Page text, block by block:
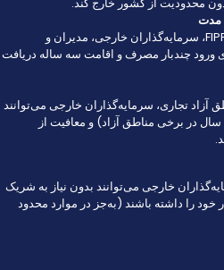
محدودیت از کشور خارج کند.
بر اساس ماده ۲۰ آیین‌نامه اجرایی FIPPA، سرمایه‌گذاران خارجی، مدیران و
ورود چندبار‌ مصرف و اقامت سه ساله دریافت
آزاد تجاری، سرمایه‌گذاران خارجی می‌توانند
از معافیت‌های مالیاتی بلندمدت (تا ۲۰ سال در برخی مناطق آزاد) و معافیت از
سرمایه‌گذاران خارجی می‌توانند بدون نیاز به شریک
کسب‌وکار خود را داشته باشند (به‌جز در موارد محدود